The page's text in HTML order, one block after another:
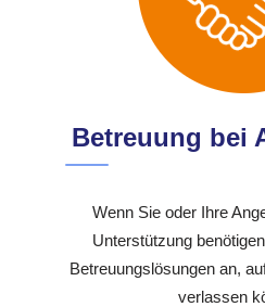
Betreuung bei
Wenn Sie oder Ihre
Unterstützung
Betreuungslösungen an,
verlassen